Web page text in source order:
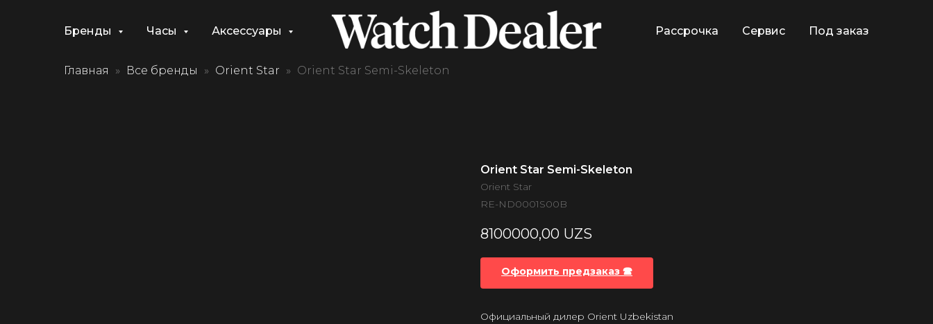
Бренды Часы Аксессуары Рассрочка Сервис Под заказ
Главная Все бренды Orient Star Orient Star Semi-Skeleton
Orient Star Semi-Skeleton
Orient Star
RE-ND0001S00B
8100000,00 UZS
Оформить предзаказ 🕿
Официальный дилер Orient Uzbekistan